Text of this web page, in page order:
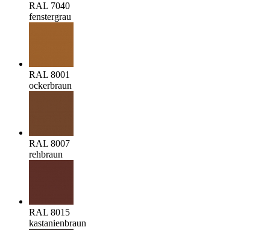
RAL 7040
fenstergrau
RAL 8001
ockerbraun
RAL 8007
rehbraun
RAL 8015
kastanienbraun